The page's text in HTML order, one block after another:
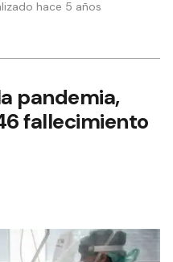
hace 5 años
pandemia,
fallecimiento